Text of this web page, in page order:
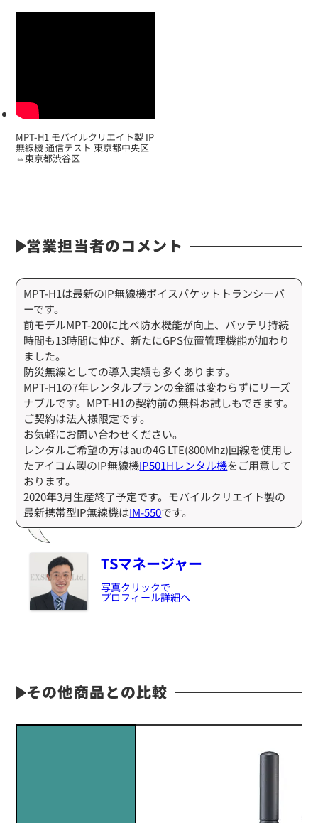
MPT-H1 モバイルクリエイト製 IP
無線機 通信テスト 東京都中央区
⇔東京都渋谷区
営業担当者のコメント
TSマネージャー
写真クリックで
プロフィール詳細へ
MPT-H1は最新のIP無線機ボイスパケットトランシーバ
ーです。
前モデルMPT-200に比べ防水機能が向上、バッテリ持続
時間も13時間に伸び、新たにGPS位置管理機能が加わり
ました。
防災無線としての導入実績も多くあります。
MPT-H1の7年レンタルプランの金額は変わらずにリーズ
ナブルです。MPT-H1の契約前の無料お試しもできます。
ご契約は法人様限定です。
お気軽にお問い合わせください。
レンタルご希望の方はauの4G LTE(800Mhz)回線を使用し
たアイコム製のIP無線機IP501Hレンタル機をご用意して
おります。
2020年3月生産終了予定です。モバイルクリエイト製の
最新携帯型IP無線機はIM-550です。
その他商品との比較